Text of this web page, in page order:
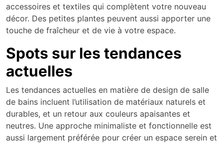
accessoires et textiles qui complètent votre nouveau
décor. Des petites plantes peuvent aussi apporter une
touche de fraîcheur et de vie à votre espace.
Spots sur les tendances
actuelles
Les tendances actuelles en matière de design de salle
de bains incluent l’utilisation de matériaux naturels et
durables, et un retour aux couleurs apaisantes et
neutres. Une approche minimaliste et fonctionnelle est
aussi largement préférée pour créer un espace serein et